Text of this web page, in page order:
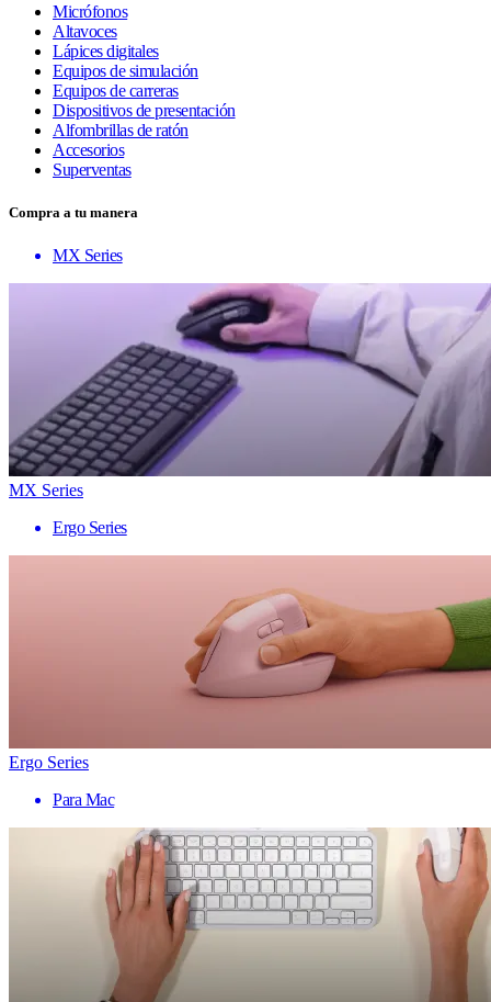
Micrófonos
Altavoces
Lápices digitales
Equipos de simulación
Equipos de carreras
Dispositivos de presentación
Alfombrillas de ratón
Accesorios
Superventas
Compra a tu manera
MX Series
MX Series
Ergo Series
Ergo Series
Para Mac